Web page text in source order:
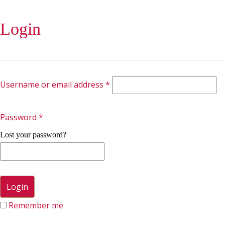
Login
Username or email address *
Password *
Lost your password?
Remember me